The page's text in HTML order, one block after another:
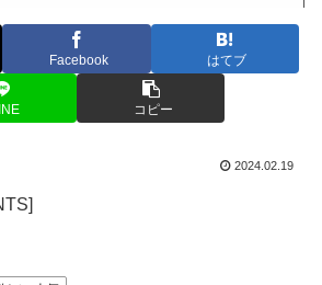
Facebook はてブ
コピー
2024.02.19